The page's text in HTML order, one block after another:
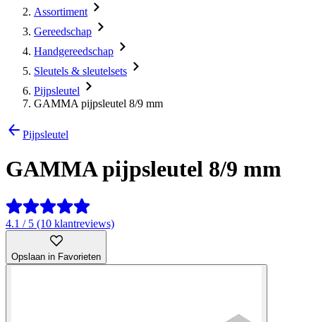
Assortiment
Gereedschap
Handgereedschap
Sleutels & sleutelsets
Pijpsleutel
GAMMA pijpsleutel 8/9 mm
Pijpsleutel
GAMMA pijpsleutel 8/9 mm
4.1 / 5 (10 klantreviews)
Opslaan in Favorieten